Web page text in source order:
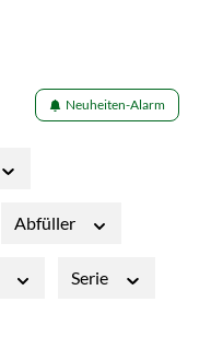
Neuheiten-Alarm
Abfüller
Serie